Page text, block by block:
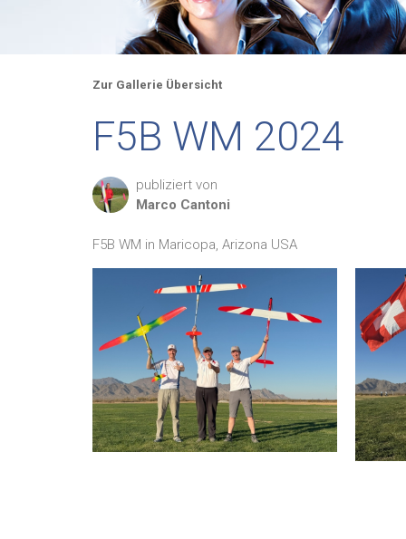
Zur Gallerie Übersicht
F5B WM 2024
publiziert von
Marco Cantoni
F5B WM in Maricopa, Arizona USA